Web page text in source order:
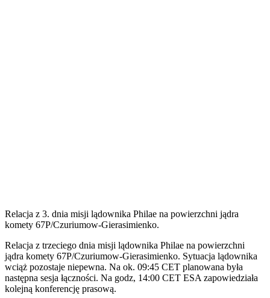
Relacja z 3. dnia misji lądownika Philae na powierzchni jądra
komety 67P/Czuriumow-Gierasimienko.
Relacja z trzeciego dnia misji lądownika Philae na powierzchni
jądra komety 67P/Czuriumow-Gierasimienko. Sytuacja lądownika
wciąż pozostaje niepewna. Na ok. 09:45 CET planowana była
następna sesja łączności. Na godz, 14:00 CET ESA zapowiedziała
kolejną konferencję prasową.